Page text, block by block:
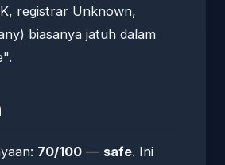
registrar Unknown,
biasanya jatuh dalam
70/100 — safe. Ini